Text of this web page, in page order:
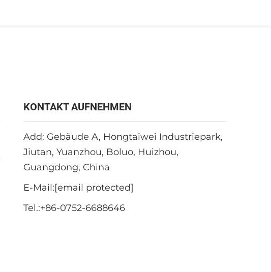
KONTAKT AUFNEHMEN
Add: Gebäude A, Hongtaiwei Industriepark,
Jiutan, Yuanzhou, Boluo, Huizhou,
Guangdong, China
E-Mail:[email protected]
Tel.:+86-0752-6688646